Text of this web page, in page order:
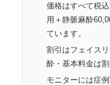
価格はすべて税
用＋静脈麻酔
ています。
割引はフェイス
酔・基本料金は割
モニターには症